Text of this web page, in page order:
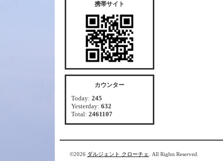
携帯サイト
カウンター
Today: 245
Yesterday: 632
Total: 2461107
©2026 ダルジェント クローチェ . All Rights Reserved.